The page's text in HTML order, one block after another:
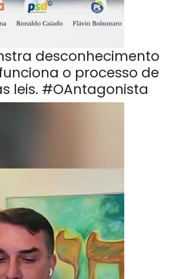
desconhecimento
o processo de
leis. #OAntagonista